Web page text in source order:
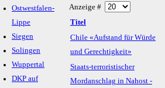
Ostwestfalen-
Lippe
Siegen
Solingen
Wuppertal
DKP auf
Anzeige #
Titel
Chile «Aufstand für Würde
und Gerechtigkeit»
Staats-terroristischer
Mordanschlag in Nahost -